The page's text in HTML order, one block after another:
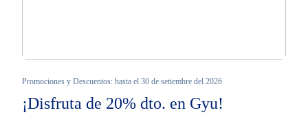
Promociones y Descuentos: hasta el 30 de setiembre del 2026
¡Disfruta de 20% dto. en Gyu!